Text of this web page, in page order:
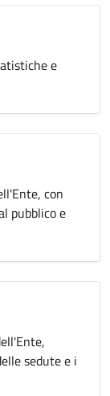
e
con
pubblico e
sedute e i